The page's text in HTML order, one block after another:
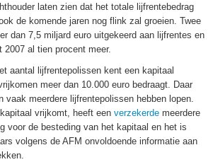
laten zien dat het totale lijfrentebedrag
de komende jaren nog flink zal groeien. Twee
dan 7,5 miljard euro uitgekeerd aan lijfrentes en
al tien procent meer.
aantal lijfrentepolissen kent een kapitaal
meer dan 10.000 euro bedraagt. Daar
vaak meerdere lijfrentepolissen hebben lopen.
vrijkomt, heeft een verzekerde meerdere
voor de besteding van het kapitaal en het is
volgens de AFM onvoldoende informatie aan